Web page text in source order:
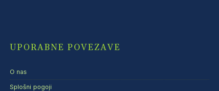
UPORABNE POVEZAVE
O nas
Splošni pogoji